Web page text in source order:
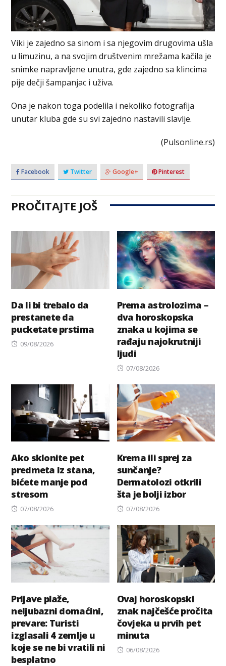
Viki je zajedno sa sinom i sa njegovim drugovima ušla
u limuzinu, a na svojim društvenim mrežama kačila je
snimke napravljene unutra, gde zajedno sa klincima
pije dečji šampanjac i uživa.
Ona je nakon toga podelila i nekoliko fotografija
unutar kluba gde su svi zajedno nastavili slavlje.
(Pulsonline.rs)
Facebook Twitter Google+ Pinterest
PROČITAJTE JOŠ
Da li bi trebalo da
prestanete da
pucketate prstima
Posted
09/08/2026
Prema astrolozima –
dva horoskopska
znaka u kojima se
rađaju najokrutniji
ljudi
Posted
07/08/2026
Ako sklonite pet
predmeta iz stana,
bićete manje pod
stresom
Posted
07/08/2026
Krema ili sprej za
sunčanje?
Dermatolozi otkrili
šta je bolji izbor
Posted
07/08/2026
Prljave plaže,
neljubazni domaćini,
prevare: Turisti
izglasali 4 zemlje u
koje se ne bi vratili ni
besplatno
Ovaj horoskopski
znak najčešće pročita
čovjeka u prvih pet
minuta
Posted
06/08/2026